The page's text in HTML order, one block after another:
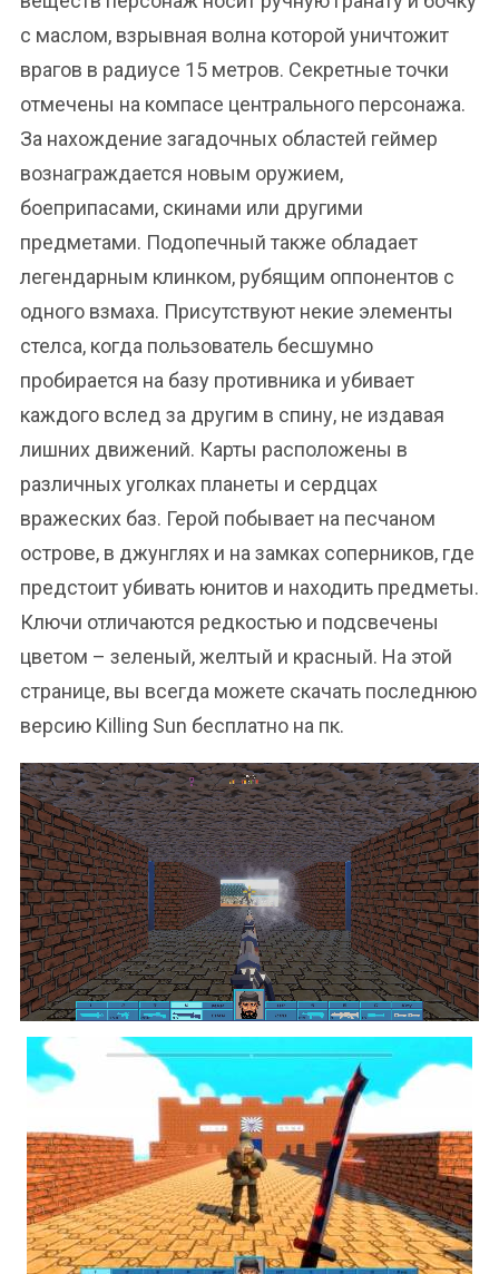
с маслом, взрывная волна которой уничтожит
врагов в радиусе 15 метров. Секретные точки
отмечены на компасе центрального персонажа.
За нахождение загадочных областей геймер
вознаграждается новым оружием,
боеприпасами, скинами или другими
предметами. Подопечный также обладает
легендарным клинком, рубящим оппонентов с
одного взмаха. Присутствуют некие элементы
стелса, когда пользователь бесшумно
пробирается на базу противника и убивает
каждого вслед за другим в спину, не издавая
лишних движений. Карты расположены в
различных уголках планеты и сердцах
вражеских баз. Герой побывает на песчаном
острове, в джунглях и на замках соперников, где
предстоит убивать юнитов и находить предметы.
Ключи отличаются редкостью и подсвечены
цветом – зеленый, желтый и красный. На этой
странице, вы всегда можете скачать последнюю
версию Killing Sun бесплатно на пк.